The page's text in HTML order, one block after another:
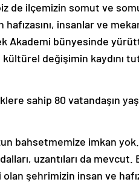
de ilçemizin somut ve
hafızasını, insanlar ve
Akademi bünyesinde
değişimin kaydını
sahip 80 vatandaşın
bahsetmemize imkan
uzantıları da
şehrimizin insan ve